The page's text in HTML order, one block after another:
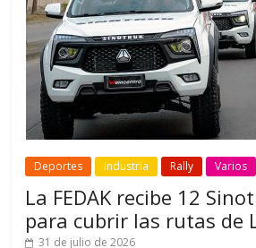
Deportes Industria Rally Varios
La FEDAK recibe 12
para cubrir las rutas de
31 de julio de 2026